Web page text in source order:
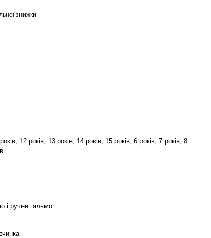
знижки
12 років, 13 років, 14 років, 15 років, 6 років, 7 років, 8
і ручне гальмо